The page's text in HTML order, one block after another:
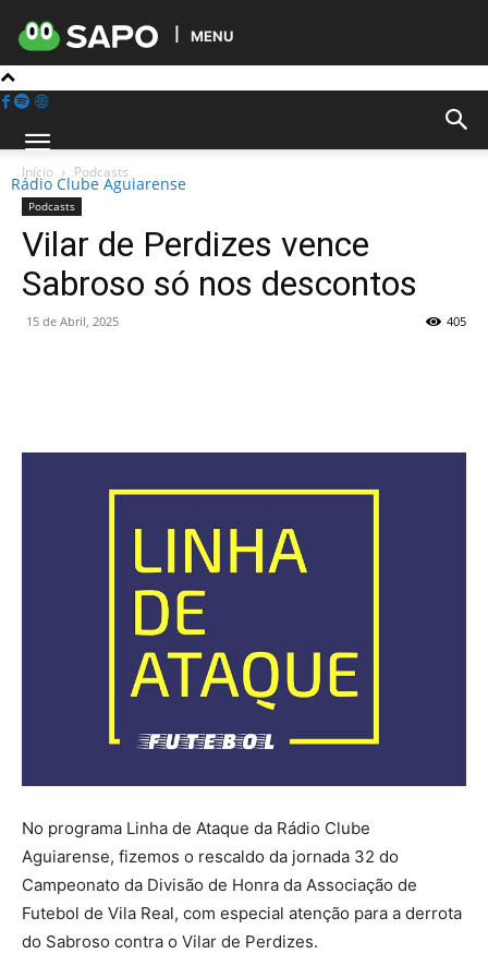
MENU
Rádio Clube Aguiarense
Início Podcasts
Podcasts
Vilar de Perdizes vence
Sabroso só nos descontos
15 de Abril, 2025 405
No programa Linha de Ataque da Rádio Clube
Aguiarense, fizemos o rescaldo da jornada 32 do
Campeonato da Divisão de Honra da Associação de
Futebol de Vila Real, com especial atenção para a derrota
do Sabroso contra o Vilar de Perdizes.